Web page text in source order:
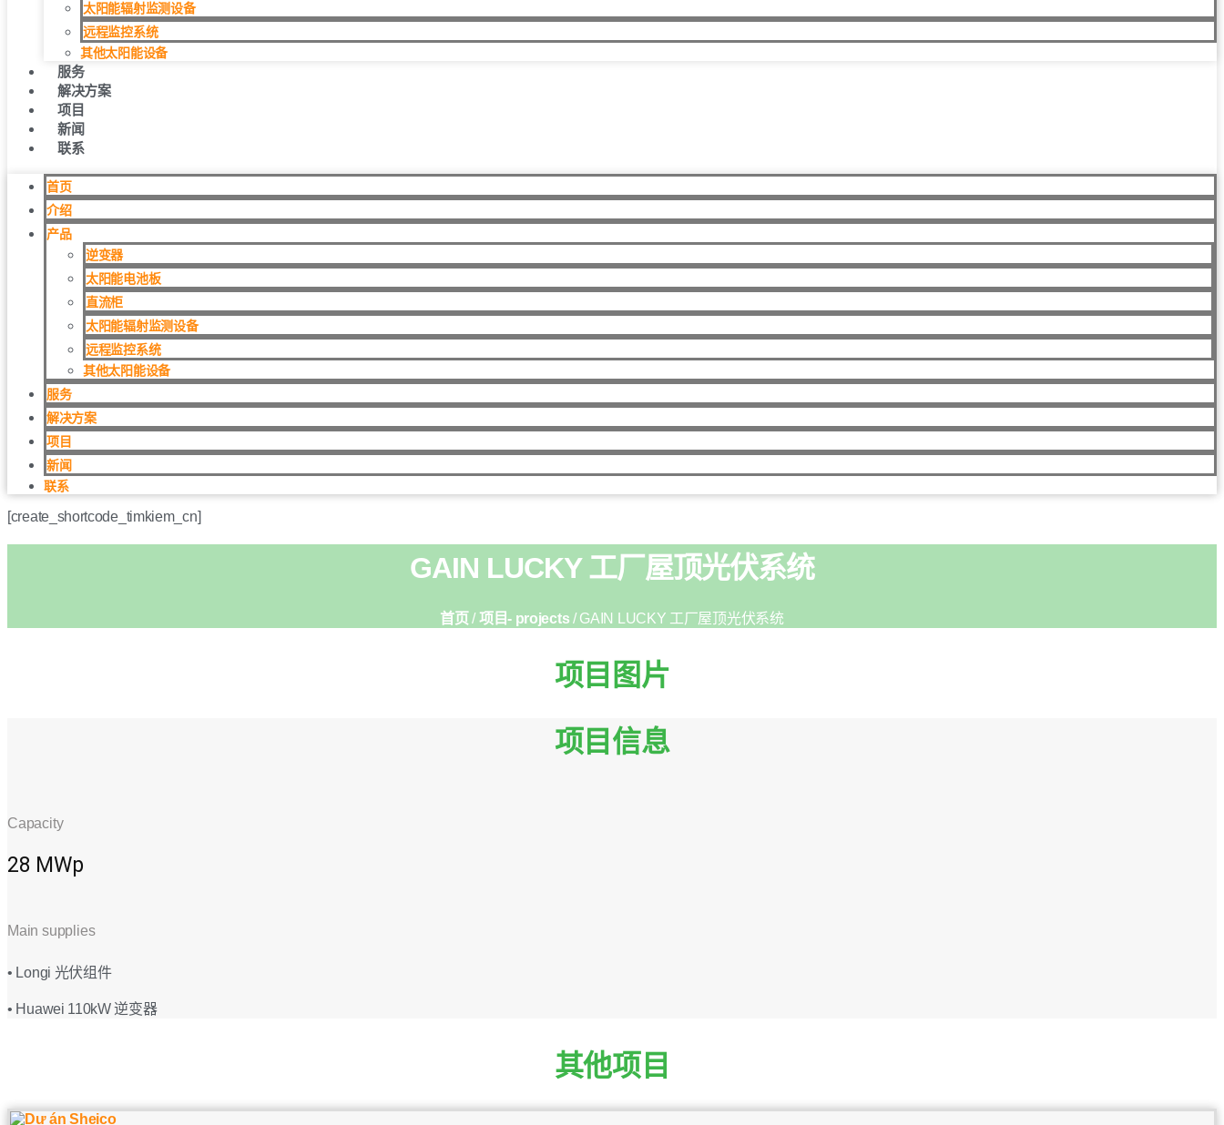
太阳能辐射监测设备
远程监控系统
其他太阳能设备
服务
解决方案
项目
新闻
联系
首页
介绍
产品
逆变器
太阳能电池板
直流柜
太阳能辐射监测设备
远程监控系统
其他太阳能设备
服务
解决方案
项目
新闻
联系
[create_shortcode_timkiem_cn]
GAIN LUCKY 工厂屋顶光伏系统
首页 /项目- projects / GAIN LUCKY 工厂屋顶光伏系统
项目图片
项目信息
Capacity
28 MWp
Main supplies
• Longi 光伏组件
• Huawei 110kW 逆变器
其他项目